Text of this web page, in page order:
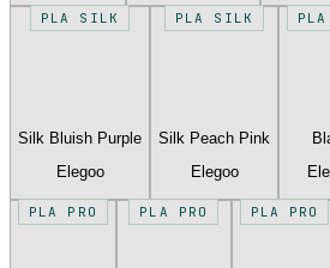
PLA SILK
Silk Bluish Purple
Elegoo
PLA SILK
Silk Peach Pink
Elegoo
PLA
PLA PRO PLA PRO PLA PRO